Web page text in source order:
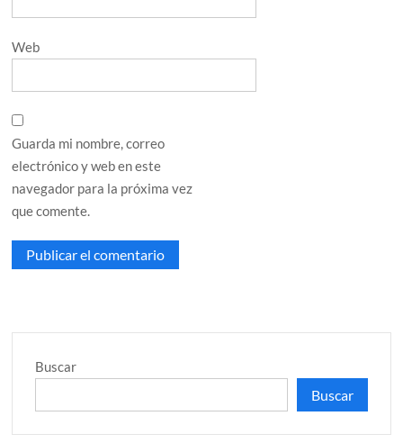
Web
Guarda mi nombre, correo
electrónico y web en este
navegador para la próxima vez
que comente.
Buscar
Buscar